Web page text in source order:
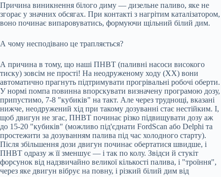
Причина виникнення білого диму — дизельне паливо, яке не
згорає у значних обсягах. При контакті з нагрітим каталізатором,
воно починає випаровуватись, формуючи щільний білий дим.
А чому несподівано це трапляється?
А причина в тому, що наші ПНВТ (паливні насоси високого
тиску) зовсім не прості! На неодруженому ходу (ХХ) вони
автоматично прагнуть підтримувати прогрівальні робочі оберти.
У нормі помпа повинна впорскувати визначену програмою дозу,
припустимо, 7-8 "кубиків" на такт. Але через труднощі, вказані
нижче, неодружений хід при такому дозуванні стає нестійким. І,
щоб двигун не згас, ПНВТ починає різко підвищувати дозу аж
до 15-20 "кубиків" (можливо під'єднати FordScan або Delphi та
простежити за дозуванням палива під час холодного старту).
Після збільшення дози двигун починає обертатися швидше, і
ПНВТ одразу ж її зменшує — і так по колу. Звідси й стукіт
форсунок від надзвичайно великої кількості палива, і "троїння",
через яке двигун вібрує на повну, і різкий білий дим від